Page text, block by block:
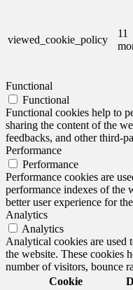
viewed_cookie_policy
11
Functional
Functional
Functional cookies help to
sharing the content of the
feedbacks, and other third-
Performance
Performance
Performance cookies are
performance indexes of the
better user experience for
Analytics
Analytics
Analytical cookies are used
the website. These cookies
number of visitors, bounce
Cookie